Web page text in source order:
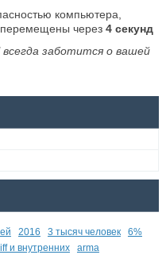
компьютера,
перемещены через 4секунд
всегда заботится о вашей
2016 3 тысяч человек
6%
и внутренних arma